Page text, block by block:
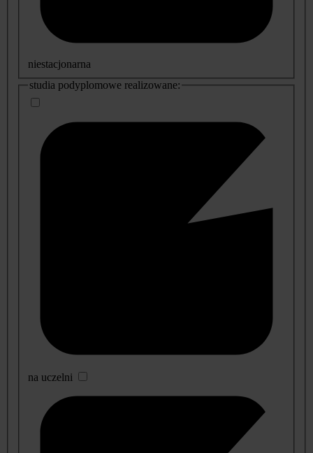
niestacjonarna
studia podyplomowe realizowane:
na uczelni